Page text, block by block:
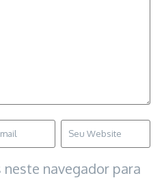
neste navegador para